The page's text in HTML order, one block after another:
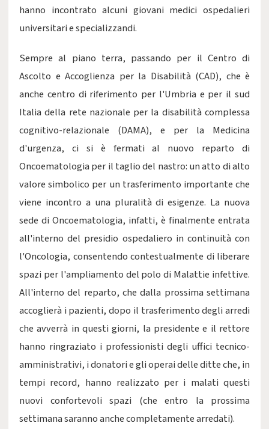
hanno incontrato alcuni giovani medici ospedalieri
universitari e specializzandi.
Sempre al piano terra, passando per il Centro di
Ascolto e Accoglienza per la Disabilità (CAD), che è
anche centro di riferimento per l'Umbria e per il sud
Italia della rete nazionale per la disabilità complessa
cognitivo-relazionale (DAMA), e per la Medicina
d'urgenza, ci si è fermati al nuovo reparto di
Oncoematologia per il taglio del nastro: un atto di alto
valore simbolico per un trasferimento importante che
viene incontro a una pluralità di esigenze. La nuova
sede di Oncoematologia, infatti, è finalmente entrata
all'interno del presidio ospedaliero in continuità con
l'Oncologia, consentendo contestualmente di liberare
spazi per l'ampliamento del polo di Malattie infettive.
All'interno del reparto, che dalla prossima settimana
accoglierà i pazienti, dopo il trasferimento degli arredi
che avverrà in questi giorni, la presidente e il rettore
hanno ringraziato i professionisti degli uffici tecnico-
amministrativi, i donatori e gli operai delle ditte che, in
tempi record, hanno realizzato per i malati questi
nuovi confortevoli spazi (che entro la prossima
settimana saranno anche completamente arredati).